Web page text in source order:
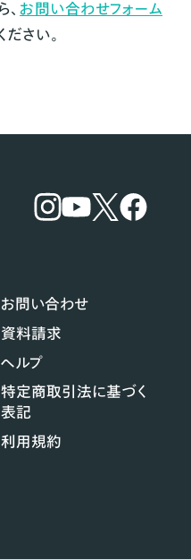
お問い合わせフォーム
さい。
お問い合わせ
資料請求
ヘルプ
特定商取引法に基づく
表記
利用規約